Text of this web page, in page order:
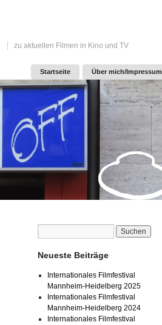
zu aktuellen Filmen in Kino und TV
Startseite Über mich/Impressum
Neueste Beiträge
Internationales Filmfestival
Mannheim-Heidelberg 2025
Internationales Filmfestival
Mannheim-Heidelberg 2024
Internationales Filmfestival